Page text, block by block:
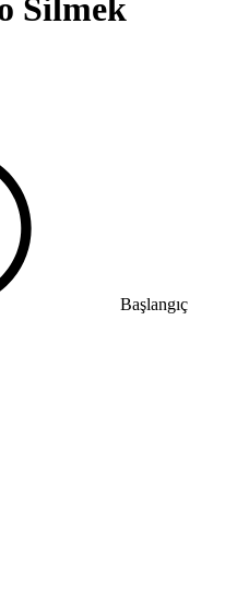
Silmek
Başlangıç